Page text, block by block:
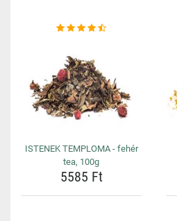
ISTENEK TEMPLOMA - fehér
tea, 100g
5585 Ft